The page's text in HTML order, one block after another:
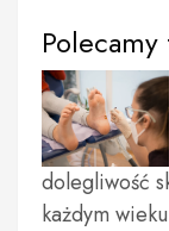
Polecamy
dolegliwość
każdym